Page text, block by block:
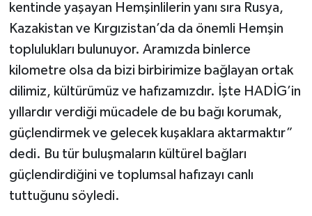
kentinde yaşayan Hemşinlilerin yanı sıra Rusya,
Kazakistan ve Kırgızistan’da da önemli Hemşin
toplulukları bulunuyor. Aramızda binlerce
kilometre olsa da bizi birbirimize bağlayan ortak
dilimiz, kültürümüz ve hafızamızdır. İşte HADİG’in
yıllardır verdiği mücadele de bu bağı korumak,
güçlendirmek ve gelecek kuşaklara aktarmaktır”
dedi. Bu tür buluşmaların kültürel bağları
güçlendirdiğini ve toplumsal hafızayı canlı
tuttuğunu söyledi.